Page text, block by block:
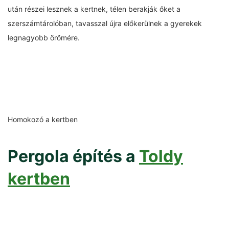
után részei lesznek a kertnek, télen berakják őket a
szerszámtárolóban, tavasszal újra előkerülnek a gyerekek
legnagyobb örömére.
Homokozó a kertben
Pergola építés a Toldy
kertben